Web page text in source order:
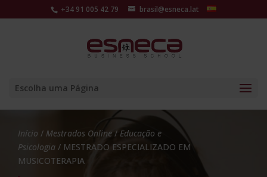
+34 91 005 42 79 brasil@esneca.lat
Escolha uma Página
Início / Mestrados Online / Educação e
Psicologia / MESTRADO ESPECIALIZADO EM
MUSICOTERAPIA